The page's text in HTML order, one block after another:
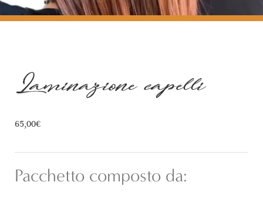
Laminazione capelli
65,00€
Pacchetto composto da: